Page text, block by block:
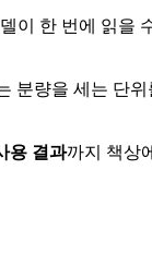
이 한 번에 읽을
분량을 세는 단위
용 결과까지 책상